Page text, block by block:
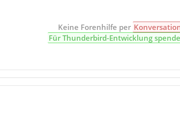
Keine Forenhilfe per
Für Thunderbird-Entwicklung